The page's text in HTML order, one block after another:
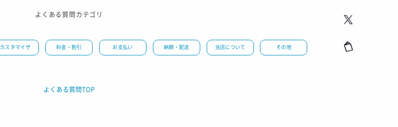
よくある質問カテゴリ
カスタマイザ 料金・割引 お支払い 納期・配送 当店について その他
よくある質問TOP